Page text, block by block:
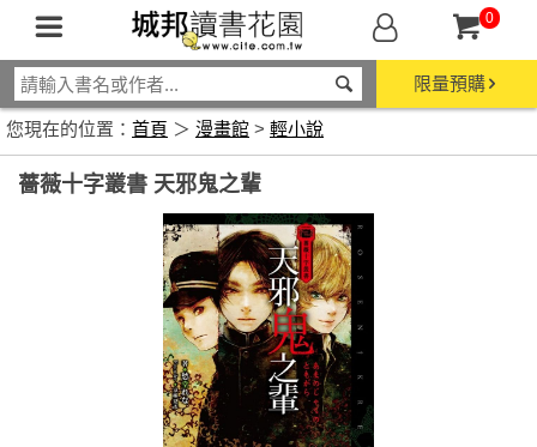
0
限量預購
您現在的位置： 首頁 ＞ 漫畫館 > 輕小說
薔薇十字叢書 天邪鬼之輩